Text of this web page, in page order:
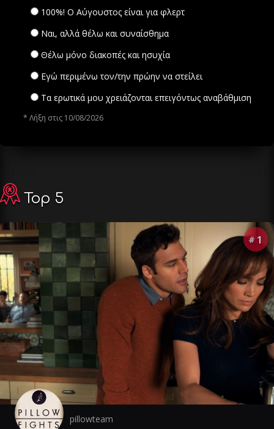
100%! Ο Αύγουστος είναι για φλερτ
Ναι, αλλά θέλω και συναίσθημα
Θέλω μόνο διακοπές και ησυχία
Εγώ περιμένω τον/την πρώην να στείλει
Τα ερωτικά μου χρειάζονται επειγόντως αναβάθμιση
* Λήξη στις 10/08/2026
Top 5
# 1
pillowteam